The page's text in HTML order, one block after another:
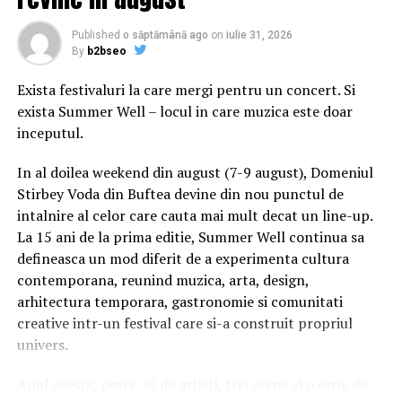
privinÅ£a dorinÅ£ei sale de a realiza cu orice preÅ£
Brexitul la 31 octombrie – a fost primar al Londrei
Ã®ntre 2008 Åi 2016.
Ãn urma dezvÄluirii acestui caz, administraÅ£ia regiunii
metropolitane a Londrei (Greater London) a sesizat
serviciul competent Ã®n materie – independentul
este necesarÄ deschiderea unei anchete penale
Ã®mpotriva fostului primar al Londrei, a indicat aceasta
vineri Ã®ntr-un comunicat.
Ministerul Economiei, DÄRNICIE pe bani publici: a sters
datorii de zeci de milioane de lei
Se pare cÄ, datoritÄ prieteniei sale cu Boris Johnson,
Jennifer Arcuri a putut participa la misiuni comerciale
Published o săptămână ago on iulie 31, 2026
By b2bseo
Exista festivaluri la care mergi pentru un concert. Si
exista Summer Well – locul in care muzica este doar
inceputul.
In al doilea weekend din august (7-9 august), Domeniul
Stirbey Voda din Buftea devine din nou punctul de
intalnire al celor care cauta mai mult decat un line-up.
La 15 ani de la prima editie, Summer Well continua sa
defineasca un mod diferit de a experimenta cultura
contemporana, reunind muzica, arta, design,
arhitectura temporara, gastronomie si comunitati
creative intr-un festival care si-a construit propriul
univers.